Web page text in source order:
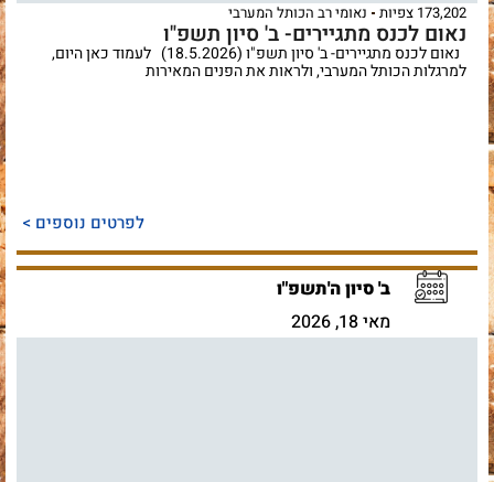
173,202 צפיות נאומי רב הכותל המערבי
נאום לכנס מתגיירים- ב' סיון תשפ"ו
נאום לכנס מתגיירים- ב' סיון תשפ"ו (18.5.2026) לעמוד כאן היום,
למרגלות הכותל המערבי, ולראות את הפנים המאירות
לפרטים נוספים >
ב' סיון ה'תשפ"ו
מאי 18, 2026